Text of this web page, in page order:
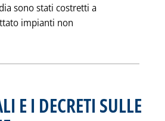
sono stati costretti a
impianti non
A MILANO PENALIZZANO
E I DECRETI SULLE